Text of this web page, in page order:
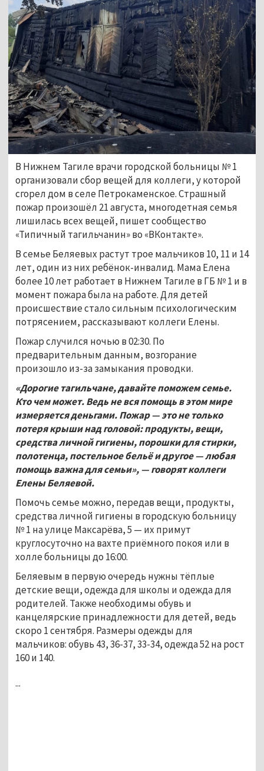
В Нижнем Тагиле врачи городской больницы № 1
организовали сбор вещей для коллеги, у которой
сгорел дом в селе Петрокаменское. Страшный
пожар произошёл 21 августа, многодетная семья
лишилась всех вещей, пишет сообщество
«Типичный тагильчанин» во «ВКонтакте».
В семье Беляевых растут трое мальчиков 10, 11 и 14
лет, один из них ребёнок-инвалид. Мама Елена
более 10 лет работает в Нижнем Тагиле в ГБ № 1 и в
момент пожара была на работе. Для детей
происшествие стало сильным психологическим
потрясением, рассказывают коллеги Елены.
Пожар случился ночью в 02:30. По
предварительным данным, возгорание
произошло из-за замыкания проводки.
«Дорогие тагильчане, давайте поможем семье.
Кто чем может. Ведь не вся помощь в этом мире
измеряется деньгами. Пожар — это не только
потеря крыши над головой: продукты, вещи,
средства личной гигиены, порошки для стирки,
полотенца, постельное бельё и другое — любая
помощь важна для семьи», — говорят коллеги
Елены Беляевой.
Помочь семье можно, передав вещи, продукты,
средства личной гигиены в городскую больницу
№ 1 на улице Максарёва, 5 — их примут
круглосуточно на вахте приёмного покоя или в
холле больницы до 16:00.
Беляевым в первую очередь нужны тёплые
детские вещи, одежда для школы и одежда для
родителей. Также необходимы обувь и
канцелярские принадлежности для детей, ведь
скоро 1 сентября. Размеры одежды для
мальчиков: обувь 43, 36-37, 33-34, одежда 52 на рост
160 и 140.
...